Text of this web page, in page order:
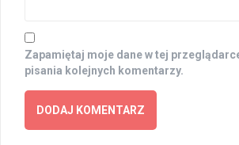
Zapamiętaj moje dane w tej
pisania kolejnych komentarzy.